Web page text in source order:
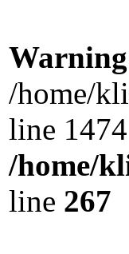
Warning
/home/
line
/home/
line 267